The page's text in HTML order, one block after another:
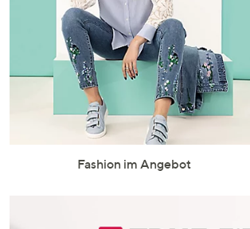
Fashion im Angebot